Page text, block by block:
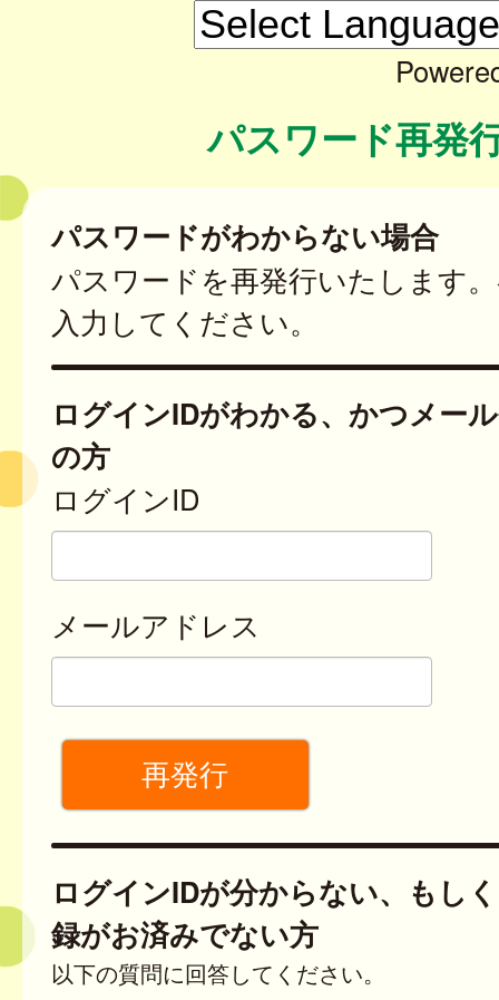
パスワード再発
パスワードがわからない場合
パスワードを再発行いたします
入力してください。
ログインIDがわかる、かつメー
の方
ログインID
メールアドレス
ログインIDが分からない、もし
録がお済みでない方
以下の質問に回答してください。